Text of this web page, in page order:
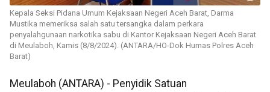
Kepala Seksi Pidana Umum Kejaksaan Negeri Aceh Barat, Darma
Mustika memeriksa salah satu tersangka dalam perkara
penyalahgunaan narkotika sabu di Kantor Kejaksaan Negeri Aceh Barat
di Meulaboh, Kamis (8/8/2024). (ANTARA/HO-Dok Humas Polres Aceh
Barat)
Meulaboh (ANTARA) - Penyidik Satuan